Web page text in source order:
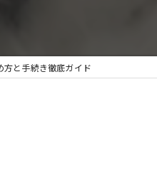
と手続き徹底ガイド